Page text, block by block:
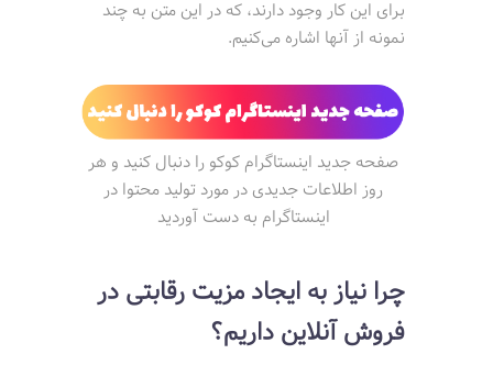
برای این کار وجود دارند، که در این متن به چند
نمونه از آنها اشاره می‌کنیم.
صفحه جدید اینستاگرام کوکو را دنبال کنید و هر
روز اطلاعات جدیدی در مورد تولید محتوا در
اینستاگرام به دست آوردید
چرا نیاز به ایجاد مزیت رقابتی در
فروش آنلاین داریم؟